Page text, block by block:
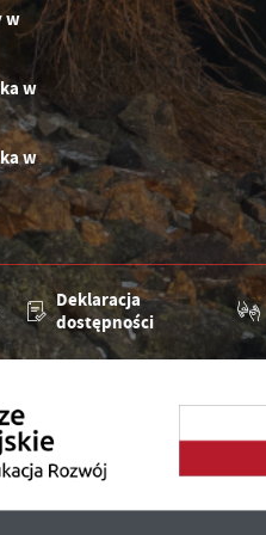
w
w
w
Deklaracja
dostępności